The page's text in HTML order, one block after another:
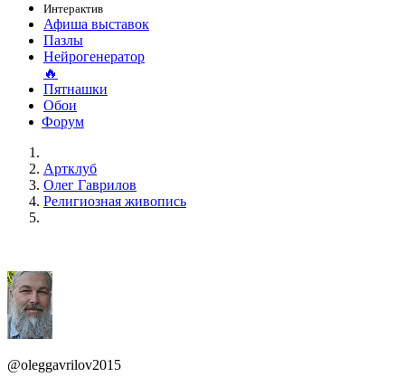
Интерактив
Афиша выставок
Пазлы
Нейрогенератор
🔥
Пятнашки
Обои
Форум
Артклуб
Олег Гаврилов
Религиозная живопись
@oleggavrilov2015